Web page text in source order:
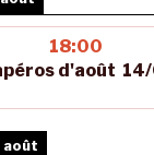
18:00
d'août
août